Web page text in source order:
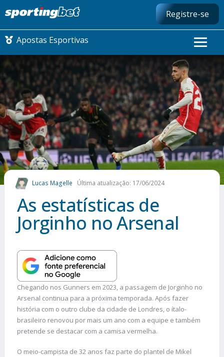
Registre-se
Apostas Esportivas
CONMEBOL LIBERTADORES
FUTEBOL NACIONAL
FUTEBOL INTERNACIONAL
COMO APOSTAR
MAIS ESPORTES
Lucas Magelle Última atualização: 17/06/2024
As estatísticas de
Jorginho no Arsenal
Chegando nos Gunners em 2023, a passagem de Jorginho no
Arsenal continua para a próxima temporada. Após fazer
história com o outro clube da cidade de Londres, o ítalo-
brasileiro renovou por mais um ano com a equipe e também
pretende se destacar com a camisa vermelha.
O meio-campista de 32 anos faz parte do plantel de Mikel